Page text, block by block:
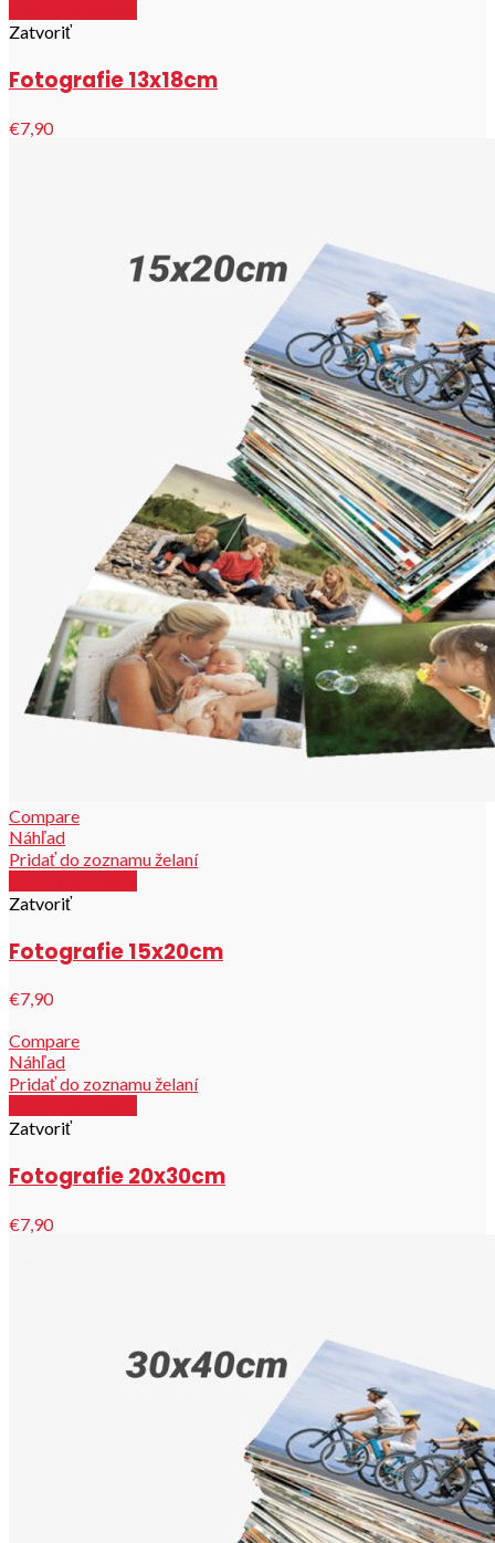
Zatvoriť
Fotografie 13x18cm
€7,90
Compare
Náhľad
Pridať do zoznamu želaní
Zatvoriť
Fotografie 15x20cm
€7,90
Compare
Náhľad
Pridať do zoznamu želaní
Zatvoriť
Fotografie 20x30cm
€7,90